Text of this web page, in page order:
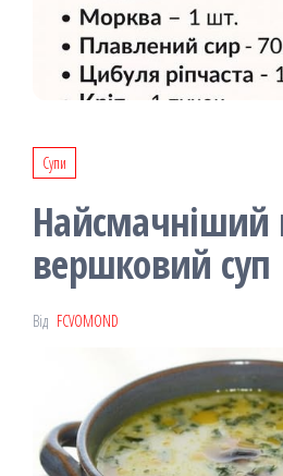
Супи
Найсмачніший
вершковий суп
Від FCVOMOND